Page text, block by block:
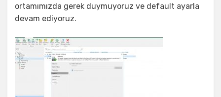
ortamımızda gerek duymuyoruz ve default ayarla
devam ediyoruz.